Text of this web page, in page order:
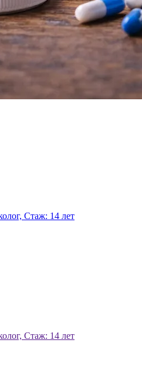
Стаж: 14 лет
Стаж: 14 лет